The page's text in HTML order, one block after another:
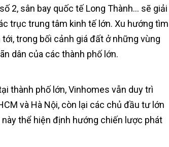
2, sân bay quốc tế Long Thành… sẽ giải
trục trung tâm kinh tế lớn. Xu hướng tìm
trong bối cảnh giá đất ở những vùng
dân của các thành phố lớn.
thành phố lớn, Vinhomes vẫn duy trì
và Hà Nội, còn lại các chủ đầu tư lớn
thể hiện định hướng chiến lược phát